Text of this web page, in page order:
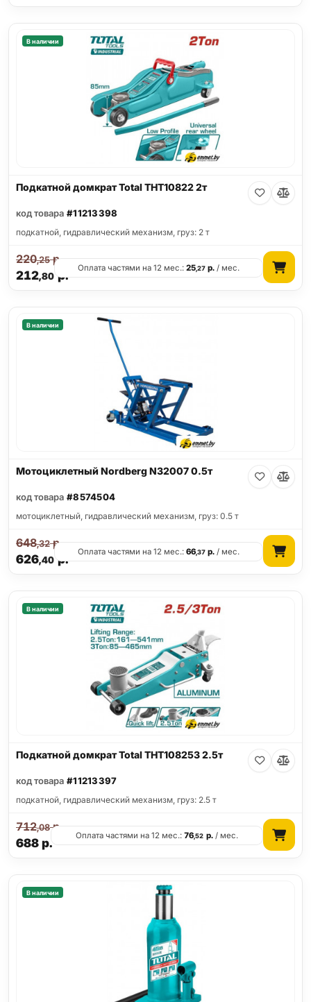
В наличии
Подкатной домкрат Total THT10822 2т
код товара #11213398
подкатной, гидравлический механизм, груз: 2 т
212,80р.
220,25р.
Оплата частями на 12 мес.:25,27 р. / мес.
В наличии
Мотоциклетный Nordberg N32007 0.5т
код товара #8574504
мотоциклетный, гидравлический механизм, груз: 0.5 т
626,40р.
648,32р.
Оплата частями на 12 мес.:66,37 р. / мес.
В наличии
Подкатной домкрат Total THT108253 2.5т
код товара #11213397
подкатной, гидравлический механизм, груз: 2.5 т
688р.
712,08р.
Оплата частями на 12 мес.:76,52 р./ мес.
В наличии